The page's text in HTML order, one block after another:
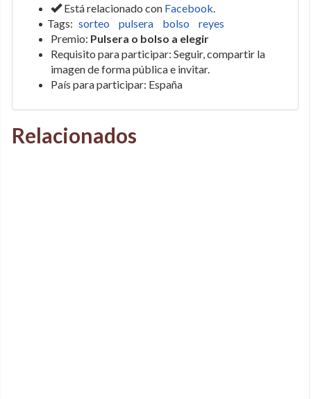
Está relacionado con Facebook.
Tags: sorteo pulsera bolso
reyes
Premio: Pulsera o bolso a elegir
Requisito para participar: Seguir, compartir la
imagen de forma pública e invitar.
País para participar: España
Relacionados